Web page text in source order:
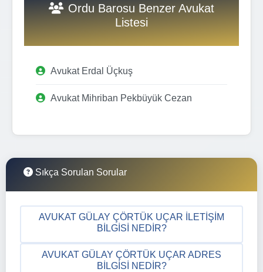
Ordu Barosu Benzer Avukat
Listesi
Avukat Erdal Üçkuş
Avukat Mihriban Pekbüyük Cezan
Sıkça Sorulan Sorular
AVUKAT GÜLAY ÇÖRTÜK UÇAR İLETIŞIM
BILGISI NEDIR?
AVUKAT GÜLAY ÇÖRTÜK UÇAR ADRES
BILGISI NEDIR?